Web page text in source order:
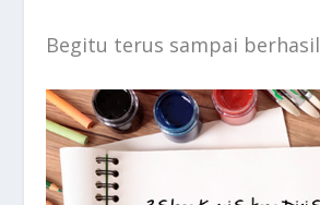
Begitu terus sampai berhasil